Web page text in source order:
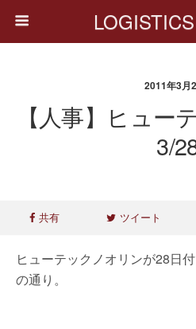
2011年3月
【人事】ヒュー
3/
共有 ツイート
ヒューテックノオリンが28日
の通り。